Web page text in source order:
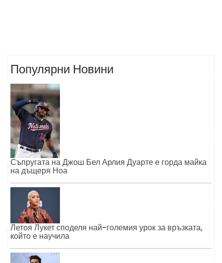
Популярни Новини
Съпругата на Джош Бел Арлия Дуарте е горда майка
на дъщеря Ноа
Летоя Лукет споделя най-големия урок за връзката,
който е научила